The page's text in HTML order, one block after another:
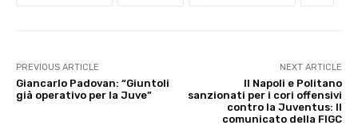
PREVIOUS ARTICLE
Giancarlo Padovan: “Giuntoli
già operativo per la Juve”
NEXT ARTICLE
Il Napoli e Politano
sanzionati per i cori offensivi
contro la Juventus: Il
comunicato della FIGC